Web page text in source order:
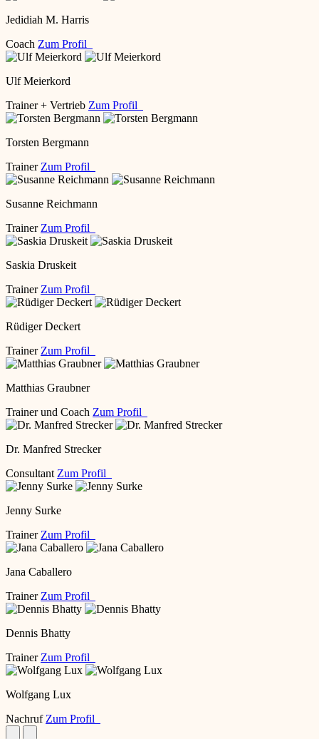
Jedidiah M. Harris
Coach Zum Profil
Ulf Meierkord
Trainer + Vertrieb Zum Profil
Torsten Bergmann
Trainer Zum Profil
Susanne Reichmann
Trainer Zum Profil
Saskia Druskeit
Trainer Zum Profil
Rüdiger Deckert
Trainer Zum Profil
Matthias Graubner
Trainer und Coach Zum Profil
Dr. Manfred Strecker
Consultant Zum Profil
Jenny Surke
Trainer Zum Profil
Jana Caballero
Trainer Zum Profil
Dennis Bhatty
Trainer Zum Profil
Wolfgang Lux
Nachruf Zum Profil